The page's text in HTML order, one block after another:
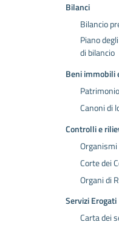
Bilanci
Bilancio
Piano
di bilancio
Beni immobili
Canoni di
Controlli e
Corte dei
Organi di
Servizi Erogati
Carta dei